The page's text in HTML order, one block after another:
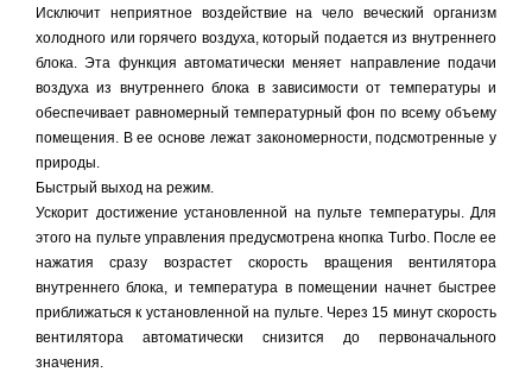
Исключит неприятное воздействие на чело веческий организм
холодного или горячего воздуха, который подается из внутреннего
блока. Эта функция автоматически меняет направление подачи
воздуха из внутреннего блока в зависимости от температуры и
обеспечивает равномерный температурный фон по всему объему
помещения. В ее основе лежат закономерности, подсмотренные у
природы.
Быстрый выход на режим.
Ускорит достижение установленной на пульте температуры. Для
этого на пульте управления предусмотрена кнопка Turbo. После ее
нажатия сразу возрастет скорость вращения вентилятора
внутреннего блока, и температура в помещении начнет быстрее
приближаться к установленной на пульте. Через 15 минут скорость
вентилятора автоматически снизится до первоначального
значения.